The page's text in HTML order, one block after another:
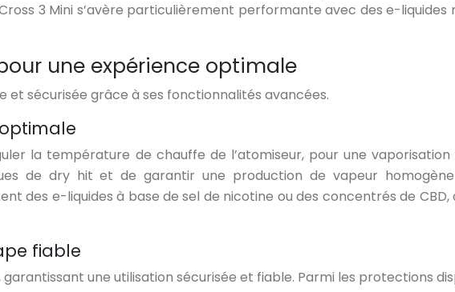
3 Mini s’avère particulièrement performante avec des e-
une expérience optimale
et sécurisée grâce à ses fonctionnalités avancées.
la température de chauffe de l’atomiseur, pour une
de dry hit et de garantir une production de vapeur
des e-liquides à base de sel de nicotine ou des concentrés de
fiable
une utilisation sécurisée et fiable. Parmi les protections